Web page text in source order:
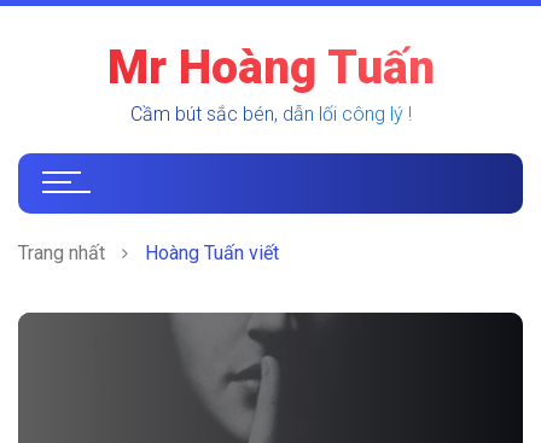
Mr Hoàng Tuấn
Cầm bút sắc bén, dẫn lối công lý !
Trang nhất Hoàng Tuấn viết